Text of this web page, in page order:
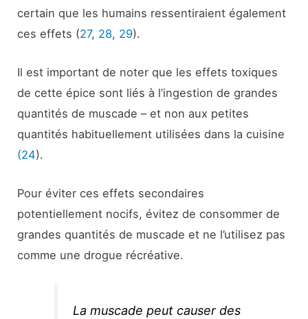
certain que les humains ressentiraient également
ces effets (27, 28, 29).
Il est important de noter que les effets toxiques
de cette épice sont liés à l’ingestion de grandes
quantités de muscade – et non aux petites
quantités habituellement utilisées dans la cuisine
(24).
Pour éviter ces effets secondaires
potentiellement nocifs, évitez de consommer de
grandes quantités de muscade et ne l’utilisez pas
comme une drogue récréative.
La muscade peut causer des